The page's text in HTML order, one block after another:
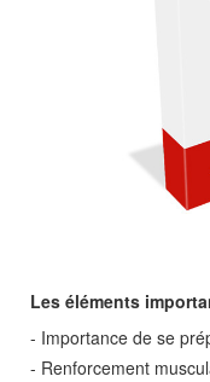
Les éléments
- Importance de se
- Renforcement